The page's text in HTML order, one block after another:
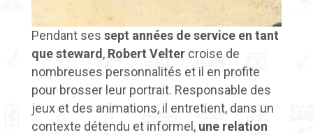
Pendant ses sept années de service en tant
que steward , Robert Velter croise de
nombreuses personnalités et il en profite
pour brosser leur portrait. Responsable des
jeux et des animations, il entretient, dans un
contexte détendu et informel, une relation